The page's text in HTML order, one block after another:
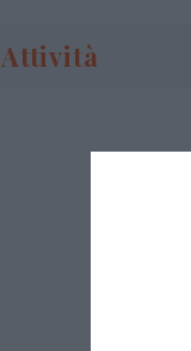
Attività